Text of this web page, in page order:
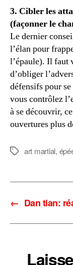
3. Cibler les
(façonner le
Le dernier
l’élan pour
l’épaule). Il faut
d’obliger
défensifs pour
vous contrôlez
à se découvrir,
ouvertures plus
Étiquettes
art martial,
← Dan tian: